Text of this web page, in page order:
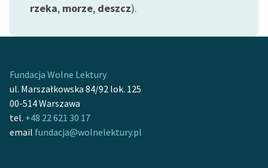
Szkoła Poezji Wolnych
Kontakt
O projekcie
Zespół
rzeka, morze, deszcz).
Fundacja Wolne Lektury
ul. Marszałkowska 84/92 lok. 125
00-514 Warszawa
tel. +48 22 621 30 17
email fundacja@wolnelektury.pl